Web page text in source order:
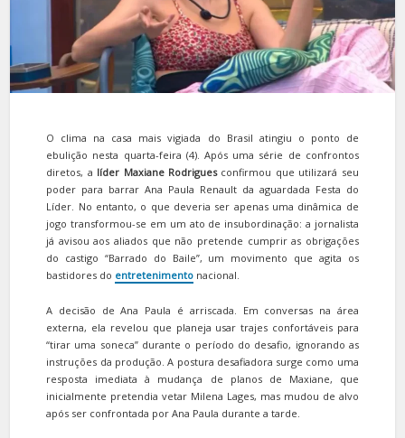
O clima na casa mais vigiada do Brasil atingiu o ponto de
ebulição nesta quarta-feira (4). Após uma série de confrontos
diretos, a líder Maxiane Rodriguesconfirmou que utilizará seu
poder para barrar Ana Paula Renault da aguardada Festa do
Líder. No entanto, o que deveria ser apenas uma dinâmica de
jogo transformou-se em um ato de insubordinação: a jornalista
já avisou aos aliados que não pretende cumprir as obrigações
do castigo “Barrado do Baile”, um movimento que agita os
bastidores do entretenimento nacional.
A decisão de Ana Paula é arriscada. Em conversas na área
externa, ela revelou que planeja usar trajes confortáveis para
“tirar uma soneca” durante o período do desafio, ignorando as
instruções da produção. A postura desafiadora surge como uma
resposta imediata à mudança de planos de Maxiane, que
inicialmente pretendia vetar Milena Lages, mas mudou de alvo
após ser confrontada por Ana Paula durante a tarde.